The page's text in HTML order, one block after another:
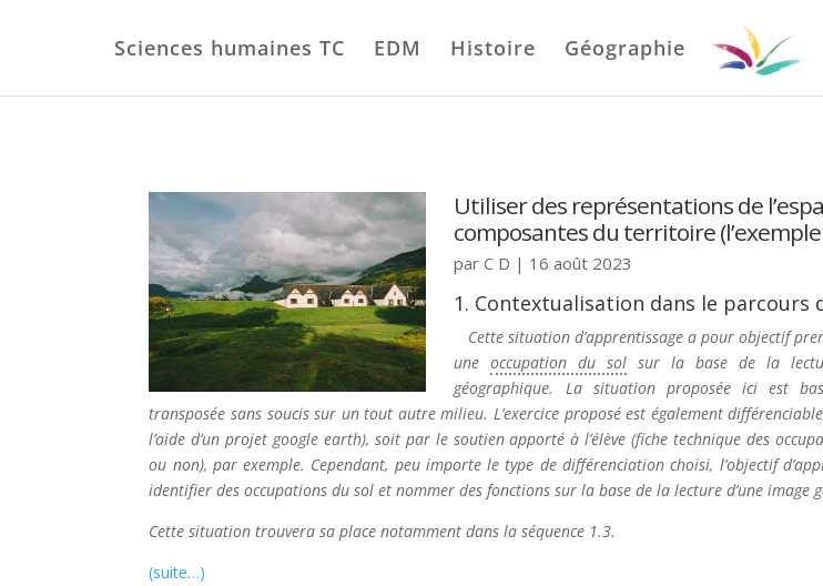
Sciences humaines TC EDM Histoire Géographie
Utiliser des représentations de
composantes du territoire
parC D | 16 août 2023
1. Contextualisation dans le parcours
Cette situation d’apprentissage a pour objectif
uneoccupation du sol sur la base de la
géographique. La situation proposée ici est
transposée sans soucis sur un tout autre milieu. L’exercice proposé est également
l’aide d’un projet google earth), soit par le soutien apporté à l’élève (fiche technique des
ou non), par exemple. Cependant, peu importe le type de différenciation choisi, l’objectif
identifier des occupations du sol et nommer des fonctions sur la base de la lecture d’une image
Cette situation trouvera sa place notamment dans la séquence 1.3.
(suite…)